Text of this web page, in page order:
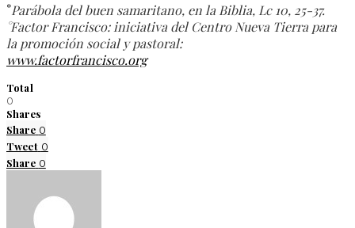
°Parábola del buen samaritano, en la Biblia, Lc 10, 25-37.
°Factor Francisco: iniciativa del Centro Nueva Tierra para
la promoción social y pastoral:
www.factorfrancisco.org
Total
0
Shares
Share 0
Tweet 0
Share 0